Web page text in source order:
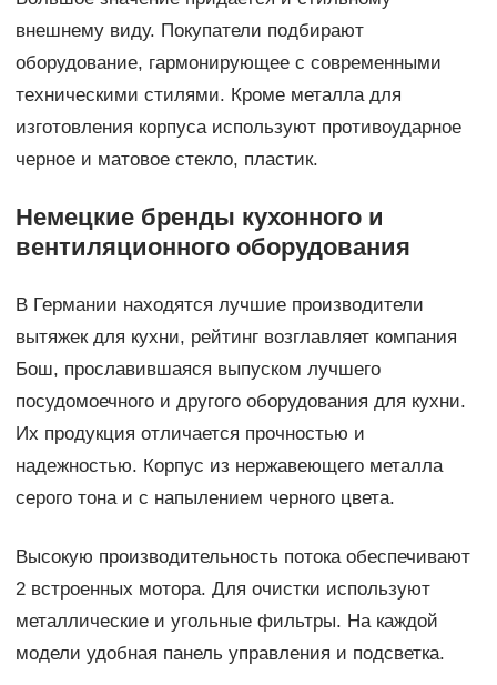
внешнему виду. Покупатели подбирают
оборудование, гармонирующее с современными
техническими стилями. Кроме металла для
изготовления корпуса используют противоударное
черное и матовое стекло, пластик.
Немецкие бренды кухонного и
вентиляционного оборудования
В Германии находятся лучшие производители
вытяжек для кухни, рейтинг возглавляет компания
Бош, прославившаяся выпуском лучшего
посудомоечного и другого оборудования для кухни.
Их продукция отличается прочностью и
надежностью. Корпус из нержавеющего металла
серого тона и с напылением черного цвета.
Высокую производительность потока обеспечивают
2 встроенных мотора. Для очистки используют
металлические и угольные фильтры. На каждой
модели удобная панель управления и подсветка.